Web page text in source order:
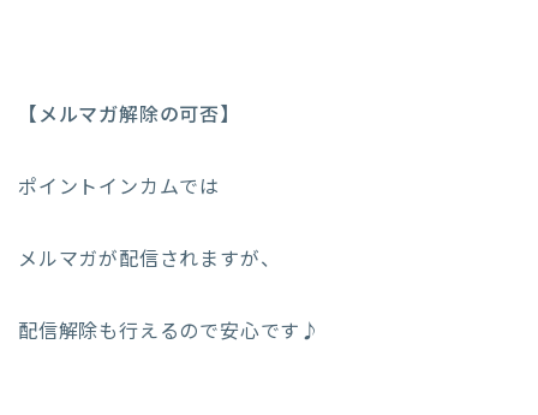
【メルマガ解除の可否】
ポイントインカムでは
メルマガが配信されますが、
配信解除も行えるので安心です♪